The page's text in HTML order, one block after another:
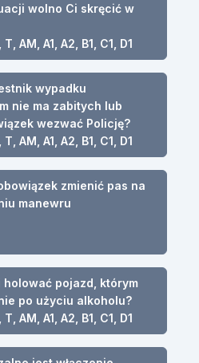
wolno Ci skręcić w
AM, A1, A2, B1, C1, D1
wypadku
nie ma zabitych lub
wezwać Policję?
AM, A1, A2, B1, C1, D1
zmienić pas na
manewru
holować pojazd, którym
po użyciu alkoholu?
AM, A1, A2, B1, C1, D1